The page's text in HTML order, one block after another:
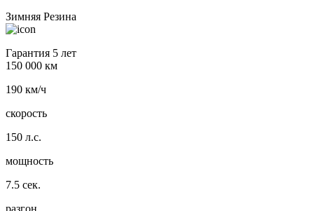
Зимняя Резина
Гарантия 5 лет
150 000 км
190 км/ч
скорость
150 л.с.
мощность
7.5 сек.